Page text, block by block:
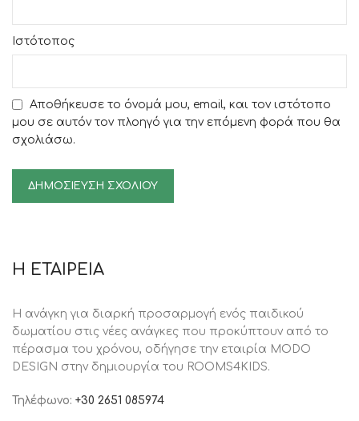
Ιστότοπος
Αποθήκευσε το όνομά μου, email, και τον ιστότοπο
μου σε αυτόν τον πλοηγό για την επόμενη φορά που θα
σχολιάσω.
Η ΕΤΑΙΡΕΙΑ
Η ανάγκη για διαρκή προσαρμογή ενός παιδικού
δωματίου στις νέες ανάγκες που προκύπτουν από το
πέρασμα του χρόνου, oδήγησε την εταιρία MODO
DESIGN στην δημιουργία του ROOMS4KIDS.
Τηλέφωνο: +30 2651 085974